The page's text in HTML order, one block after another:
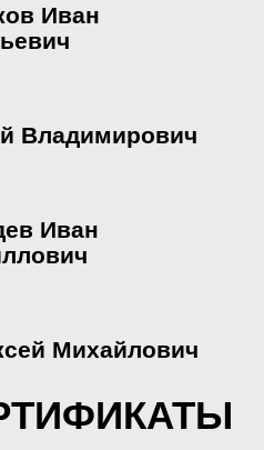
Иван
Владимирович
Иван
Михайлович